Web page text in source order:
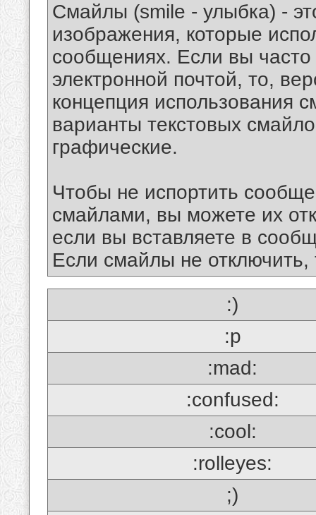
Смайлы (smile - улыбка) -
изображения, которые
сообщениях. Если вы часто
электронной почтой, то,
концепция использования
варианты текстовых
графические.
Чтобы не испортить
смайлами, вы можете их
если вы вставляете в
Если смайлы не отключить,
:)
:p
:mad:
:confused:
:cool:
:rolleyes:
;)